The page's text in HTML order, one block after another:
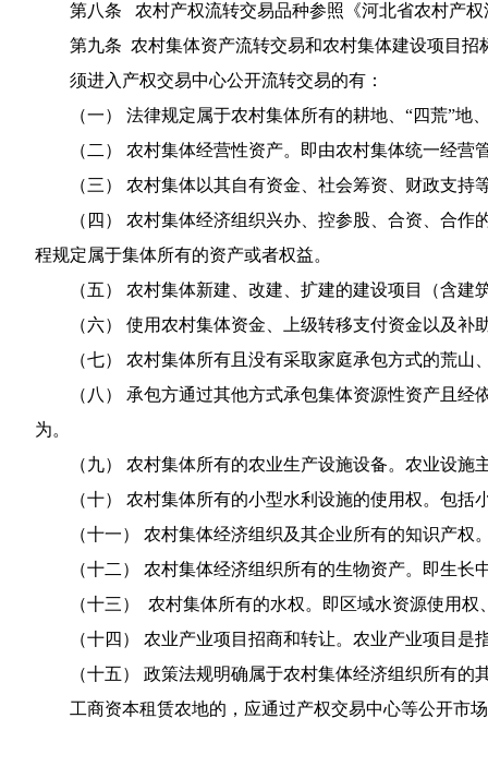
第八条 农村产权流转交易品种参照《河北省农村产
第九条 农村集体资产流转交易和农村集体建设项目
须进入产权交易中心公开流转交易的有：
（一） 法律规定属于农村集体所有的耕地、“四荒”
（二） 农村集体经营性资产。即由农村集体统一经
（三） 农村集体以其自有资金、社会筹资、财政支
（四） 农村集体经济组织兴办、控参股、合资、合
程规定属于集体所有的资产或者权益。
（五） 农村集体新建、改建、扩建的建设项目（含
（六） 使用农村集体资金、上级转移支付资金以及
（七） 农村集体所有且没有采取家庭承包方式的荒
（八） 承包方通过其他方式承包集体资源性资产且
为。
（九） 农村集体所有的农业生产设施设备。农业设
（十） 农村集体所有的小型水利设施的使用权。包
（十一） 农村集体经济组织及其企业所有的知识产
（十二） 农村集体经济组织所有的生物资产。即生
（十三） 农村集体所有的水权。即区域水资源使用
（十四） 农业产业项目招商和转让。农业产业项目
（十五） 政策法规明确属于农村集体经济组织所有的
工商资本租赁农地的，应通过产权交易中心等公开市